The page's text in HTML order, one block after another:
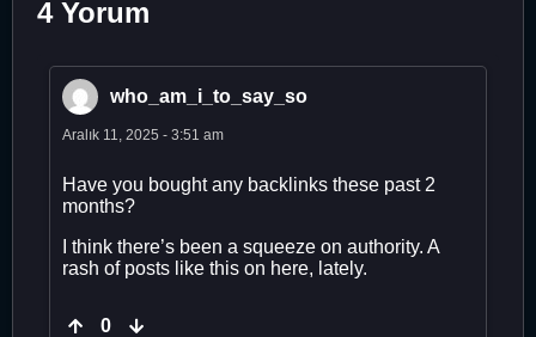
4 Yorum
who_am_i_to_say_so
Aralık 11, 2025 - 3:51 am
Have you bought any backlinks these past 2
months?
I think there’s been a squeeze on authority. A
rash of posts like this on here, lately.
0